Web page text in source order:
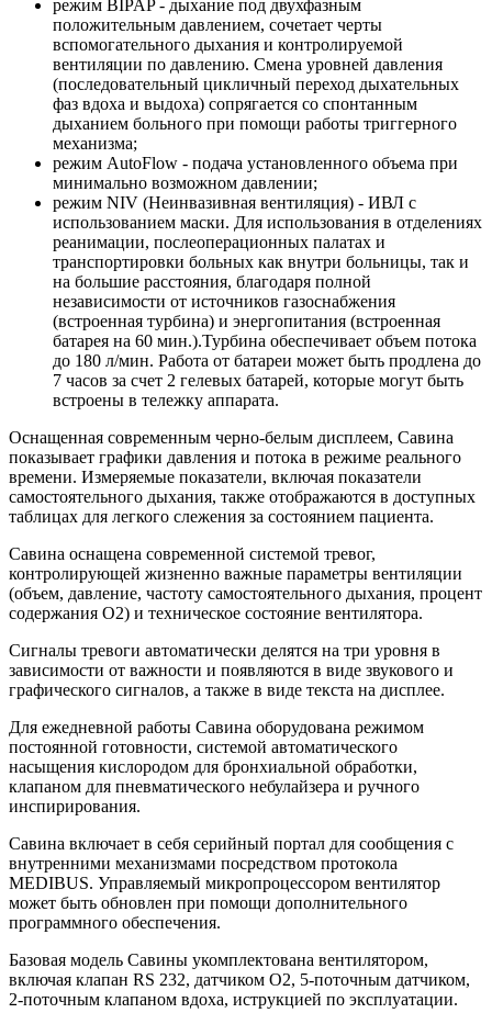
режим BIPAP - дыхание под двухфазным
положительным давлением, сочетает черты
вспомогательного дыхания и контролируемой
вентиляции по давлению. Смена уровней давления
(последовательный цикличный переход дыхательных
фаз вдоха и выдоха) сопрягается со спонтанным
дыханием больного при помощи работы триггерного
механизма;
режим AutoFlow - подача установленного объема при
минимально возможном давлении;
режим NIV (Неинвазивная вентиляция) - ИВЛ с
использованием маски. Для использования в отделениях
реанимации, послеоперационных палатах и
транспортировки больных как внутри больницы, так и
на большие расстояния, благодаря полной
независимости от источников газоснабжения
(встроенная турбина) и энергопитания (встроенная
батарея на 60 мин.).Турбина обеспечивает объем потока
до 180 л/мин. Работа от батареи может быть продлена до
7 часов за счет 2 гелевых батарей, которые могут быть
встроены в тележку аппарата.
Оснащенная современным черно-белым дисплеем, Савина
показывает графики давления и потока в режиме реального
времени. Измеряемые показатели, включая показатели
самостоятельного дыхания, также отображаются в доступных
таблицах для легкого слежения за состоянием пациента.
Савина оснащена современной системой тревог,
контролирующей жизненно важные параметры вентиляции
(объем, давление, частоту самостоятельного дыхания, процент
содержания О2) и техническое состояние вентилятора.
Сигналы тревоги автоматически делятся на три уровня в
зависимости от важности и появляются в виде звукового и
графического сигналов, а также в виде текста на дисплее.
Для ежедневной работы Савина оборудована режимом
постоянной готовности, системой автоматического
насыщения кислородом для бронхиальной обработки,
клапаном для пневматического небулайзера и ручного
инспирирования.
Савина включает в себя серийный портал для сообщения с
внутренними механизмами посредством протокола
MEDIBUS. Управляемый микропроцессором вентилятор
может быть обновлен при помощи дополнительного
программного обеспечения.
Базовая модель Савины укомплектована вентилятором,
включая клапан RS 232, датчиком О2, 5-поточным датчиком,
2-поточным клапаном вдоха, иструкцией по эксплуатации.